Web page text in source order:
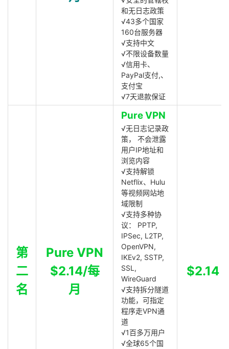
和无日志政策
√43多个国家
160台服务器
√支持中文
√不限设备数量
√信用卡、
PayPal支付,、
支付宝
√7天退款保证
第
二
名
Pure VPN
$2.14/每
月
Pure VPN
√无日志记录政
策， 不会泄露
用户IP地址和
浏览内容
√支持解锁
Netflix、Hulu
等视频网站地
域限制
√支持多种协
议： PPTP,
IPSec, L2TP,
OpenVPN,
IKEv2, SSTP,
SSL,
WireGuard
√支持拆分隧道
功能，可指定
程序走VPN通
道
√1百多万用户
√全球65个国
$2.14